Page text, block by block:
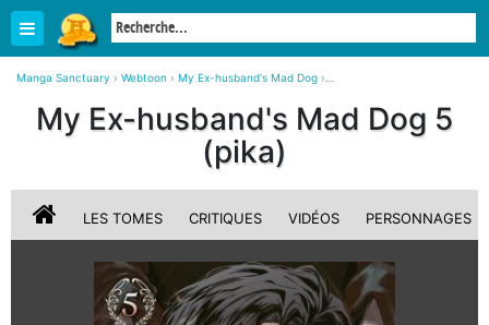
Manga Sanctuary › Webtoon › My Ex-husband's Mad Dog ›
My Ex-husband's Mad Dog 5
(pika)
LES TOMES CRITIQUES VIDÉOS PERSONNAGES